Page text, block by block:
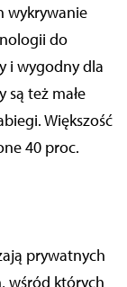
wykrywanie
do
i wygodny dla
są też małe
Większość
40 proc.
prywatnych
wśród których